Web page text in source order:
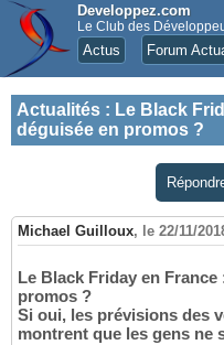
Developpez.com
Le Club des
Actus Forum
Actualités : Le Black
déguisée en promos ?
Michael Guilloux, le 22/11/
Le Black Friday en
promos ?
Si oui, les prévisions des
montrent que les gens ne